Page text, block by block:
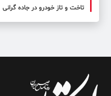
تاخت و تاز خودرو در جاده گرانی